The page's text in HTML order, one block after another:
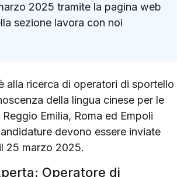
2025 tramite la pagina web
sezione lavora con noi
su Facebook
alla ricerca di operatori di sportello
della lingua cinese per le
Emilia, Roma ed Empoli
devono essere inviate
25 marzo 2025.
Operatore di